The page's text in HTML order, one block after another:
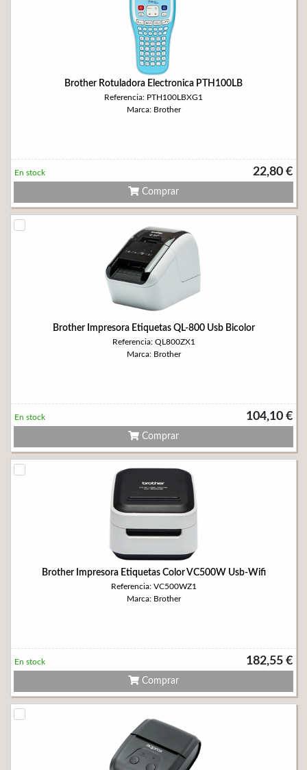
Brother Rotuladora Electronica PTH100LB
Referencia: PTH100LBXG1
Marca: Brother
22,80 €
En stock
Comprar
Brother Impresora Etiquetas QL-800 Usb Bicolor
Referencia: QL800ZX1
Marca: Brother
104,10 €
En stock
Comprar
Brother Impresora Etiquetas Color VC500W Usb-Wifi
Referencia: VC500WZ1
Marca: Brother
182,55 €
En stock
Comprar